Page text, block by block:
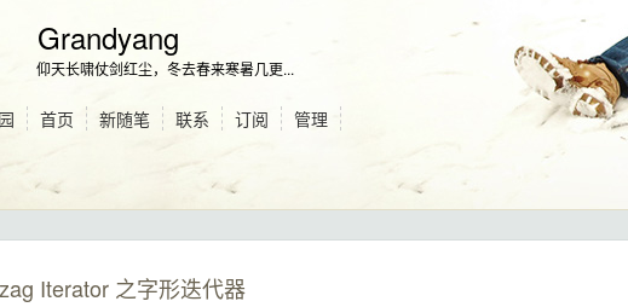
Grandyang
仰天长啸仗剑红尘，冬去春来寒暑几更...
首页 新随笔 联系 订阅 管理
Iterator 之字形迭代器